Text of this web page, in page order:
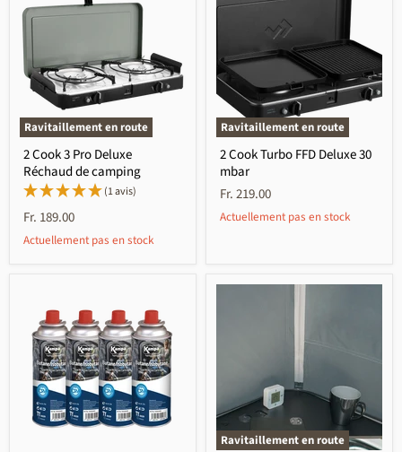
Ravitaillement en route
2 Cook 3 Pro Deluxe
Réchaud de camping
(1 avis)
Fr. 189.00
Actuellement pas en stock
Ravitaillement en route
2 Cook Turbo FFD Deluxe 30
mbar
Fr. 219.00
Actuellement pas en stock
Ravitaillement en route